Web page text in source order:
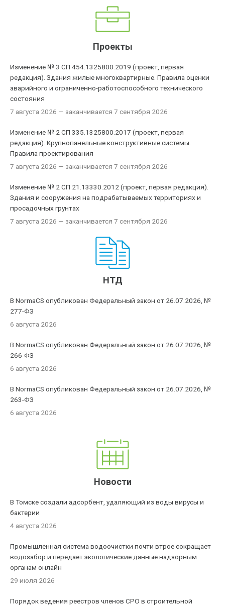
Проекты
Изменение № 3 СП 454.1325800.2019 (проект, первая
редакция). Здания жилые многоквартирные. Правила оценки
аварийного и ограниченно-работоспособного технического
состояния
7 августа 2026 — заканчивается 7 сентября 2026
Изменение № 2 СП 335.1325800.2017 (проект, первая
редакция). Крупнопанельные конструктивные системы.
Правила проектирования
7 августа 2026 — заканчивается 7 сентября 2026
Изменение № 2 СП 21.13330.2012 (проект, первая редакция).
Здания и сооружения на подрабатываемых территориях и
просадочных грунтах
7 августа 2026 — заканчивается 7 сентября 2026
НТД
В NormaCS опубликован Федеральный закон от 26.07.2026, №
277-ФЗ
6 августа 2026
В NormaCS опубликован Федеральный закон от 26.07.2026, №
266-ФЗ
6 августа 2026
В NormaCS опубликован Федеральный закон от 26.07.2026, №
263-ФЗ
6 августа 2026
Новости
В Томске создали адсорбент, удаляющий из воды вирусы и
бактерии
4 августа 2026
Промышленная система водоочистки почти втрое сокращает
водозабор и передает экологические данные надзорным
органам онлайн
29 июля 2026
Порядок ведения реестров членов СРО в строительной